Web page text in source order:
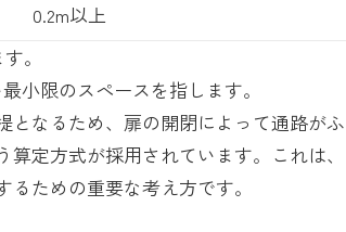
0.2m以上
。
小限のスペースを指します。
となるため、扉の開閉によって通路がふ
定方式が採用されています。これは、
ための重要な考え方です。